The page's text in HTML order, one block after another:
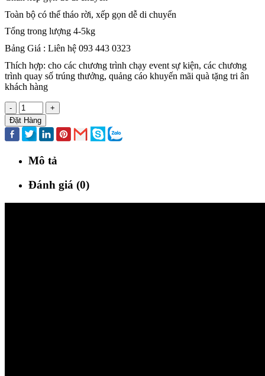
Toàn bộ có thể tháo rời, xếp gọn dễ di chuyển
Tổng trong lượng 4-5kg
Bảng Giá : Liên hệ 093 443 0323
Thích hợp: cho các chương trình chạy event sự kiện, các chương
trình quay số trúng thưởng, quảng cáo khuyến mãi quà tặng tri ân
khách hàng
-
+
Đặt Hàng
Mô tả
Đánh giá (0)